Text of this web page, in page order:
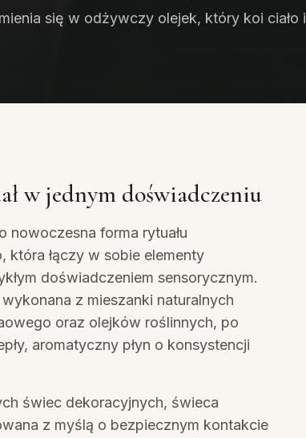
się w odżywczy olejek, który koi ciało i
w jednym doświadczeniu
nowoczesna forma rytuału
która łączy w sobie elementy
doświadczeniem sensorycznym.
z mieszanki naturalnych
oraz olejków roślinnych, po
aromatyczny płyn o konsystencji
świec dekoracyjnych, świeca
z myślą o bezpiecznym kontakcie